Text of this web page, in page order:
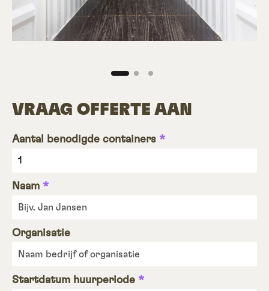
VRAAG OFFERTE AAN
Aantal benodigde containers *
Naam *
Organisatie
Startdatum huurperiode *